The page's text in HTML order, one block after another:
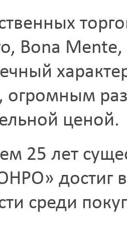
Bona
огромным
ценой.
25 лет
достиг
среди